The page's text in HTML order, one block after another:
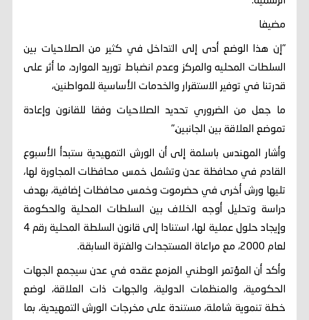
مضيفا
"إن هذا الوضع أدى إلى التداخل في كثير من الصلاحيات بين
السلطات المحليه والمركز وعدم انضباط توريد الموارد، ما أثر على
قدرتنا في توفير الاستقرار والخدمات الأساسية للمواطنين،
ما جعل من الضروري تحديد الصلاحيات وفقا للقانون وإعادة
تموضع العلاقة بين الجانبين."
وأشار المهندس باسلمة إلى أن الورش التمهيدية ستبدأ الأسبوع
القادم في محافظة عدن وتشمل خمس محافظات المجاورة لها،
تليها ورش أخرى في حضرموت وخمس محافظات إضافية، بهدف
دراسة وتحليل أوجه الخلاف بين السلطات المحلية والحكومة
وإيجاد حلول عملية لها، استنادا إلى قانون السلطة المحلية رقم 4
لعام 2000، مع مراعاة المستجدات والفترة السابقة.
وأكد أن المؤتمر الوطني المزمع عقده في عدن سيجمع الجهات
الحكومية، والمنظمات الدولية، والجهات ذات العلاقة، لوضع
خطة تنموية شاملة، مستندة على مخرجات الورش التمهيدية، بما